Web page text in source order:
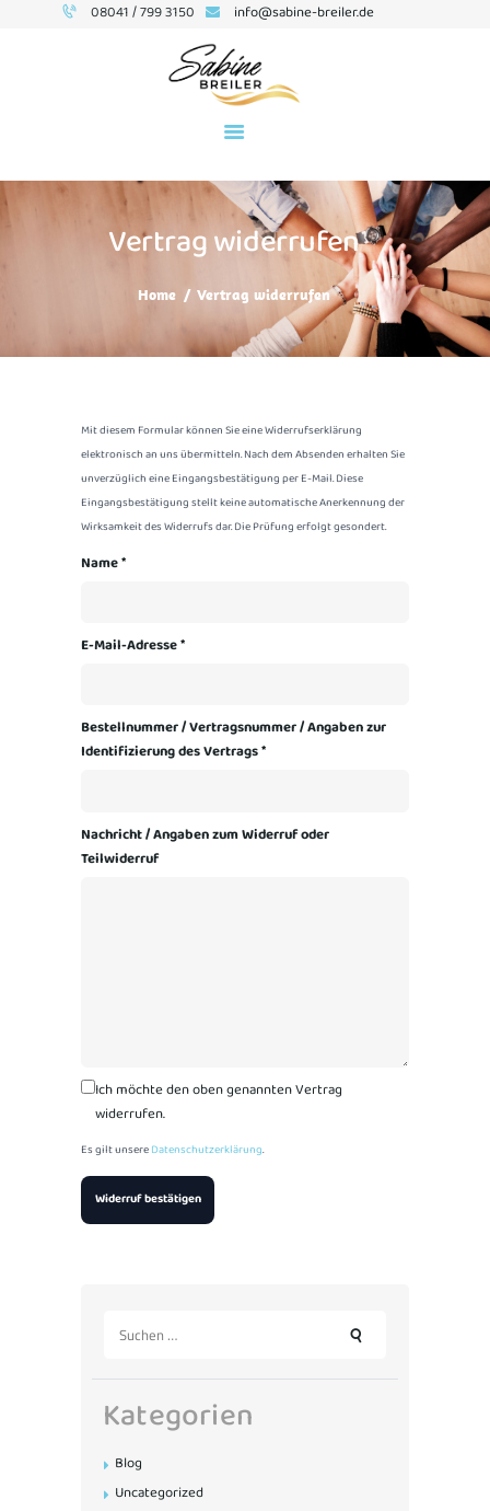
08041 / 799 3150 info@sabine-breiler.de
Vertrag widerrufen
Home Vertrag widerrufen
SEMINARE
ÜBER MICH
KONTAKT
NEWSLETTER
Mit diesem Formular können Sie eine Widerrufserklärung
elektronisch an uns übermitteln. Nach dem Absenden erhalten Sie
unverzüglich eine Eingangsbestätigung per E-Mail. Diese
Eingangsbestätigung stellt keine automatische Anerkennung der
Wirksamkeit des Widerrufs dar. Die Prüfung erfolgt gesondert.
Name*
E-Mail-Adresse*
Bestellnummer / Vertragsnummer / Angaben zur
Identifizierung des Vertrags*
Nachricht / Angaben zum Widerruf oder
Teilwiderruf
Ich möchte den oben genannten Vertrag
widerrufen.
Es gilt unsereDatenschutzerklärung.
Widerruf bestätigen
Suchen
nach:
Kategorien
Blog
Uncategorized